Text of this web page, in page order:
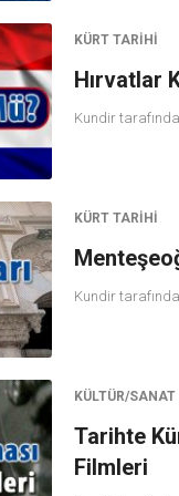
KÜRT TARIHI
Hırvatlar
Kundir
KÜRT TARIHI
Kundir
KÜLTÜR/SANAT
Tarihte
Filmleri